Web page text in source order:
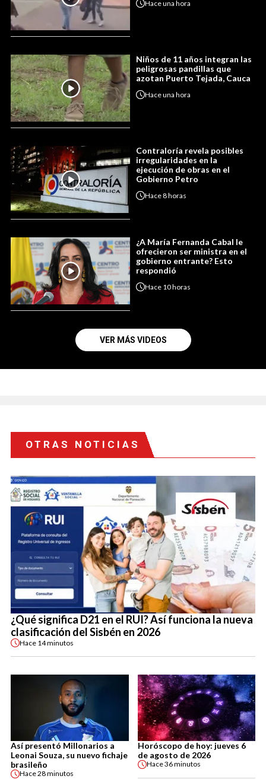
Haceuna hora
Niños de 11 años integran las
peligrosas pandillas que
azotan Puerto Tejada, Cauca
Haceuna hora
Contraloría revela posibles
irregularidades en la
ejecución de obras en el
Gobierno Petro
Hace8 horas
¿A María Fernanda Cabal le
ofrecieron ser ministra en el
gobierno entrante? Esto
respondió
Hace 10 horas
VER MÁS VIDEOS
OTRAS NOTICIAS
¿Qué significa D21 en el RUI? Así funciona la nueva
clasificación del Sisbén en 2026
Hace 14 minutos
Así presentó Millonarios a
Leonai Souza, su nuevo fichaje
brasileño
Hace28 minutos
Horóscopo de hoy: jueves 6
de agosto de 2026
Hace36 minutos